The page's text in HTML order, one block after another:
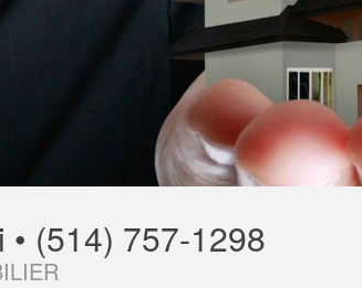
(514) 757-1298